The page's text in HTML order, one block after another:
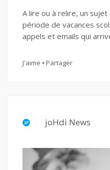
A lire ou à relire, un
période de vacances
appels et emails qui
J'aime Partager
joHdi News